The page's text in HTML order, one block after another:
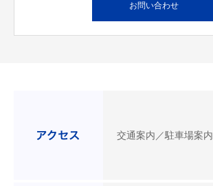
お問い合わせ
交通案内／駐車場案内